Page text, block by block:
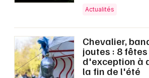
Actualités
Chevalier,
joutes : 8
d'exception à
la fin de l'été